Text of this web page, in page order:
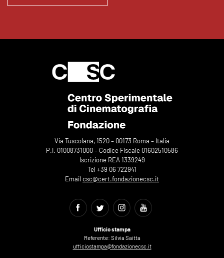
Via Tuscolana, 1520 – 00173 Roma – Italia
P.I. 01008731000 – Codice Fiscale 01602510586
Iscrizione REA 1339249
Tel +39 06 722941
Email csc@cert.fondazionecsc.it
Ufficio stampa
Referente: Silvia Saitta
ufficiostampa@fondazionecsc.it